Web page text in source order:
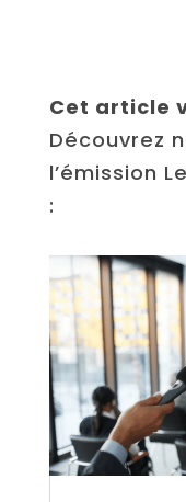
Cet article
Découvrez
l’émission
: